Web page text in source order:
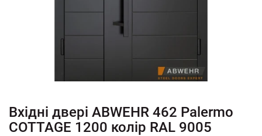
+380 (95) 180 73 18
Вхідні двері ABWEHR 462 Palermo
COTTAGE 1200 колір RAL 9005